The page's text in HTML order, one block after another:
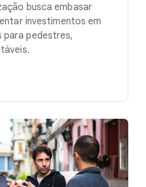
busca embasar
investimentos em
para pedestres,